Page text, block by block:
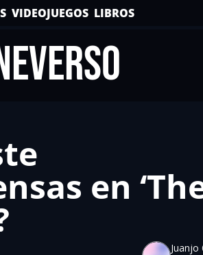
VIDEOJUEGOS LIBROS
en
Juanjo